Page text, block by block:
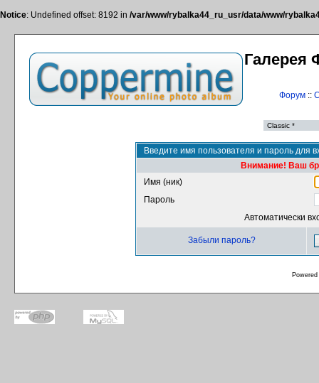
Notice: Undefined offset: 8192 in /var/www/rybalka44_ru_usr/data/www/
Галерея
Форум::
Введите имя пользователя и пароль для
Внимание! Ваш
Имя (ник)
Пароль
Автоматически
Забыли пароль?